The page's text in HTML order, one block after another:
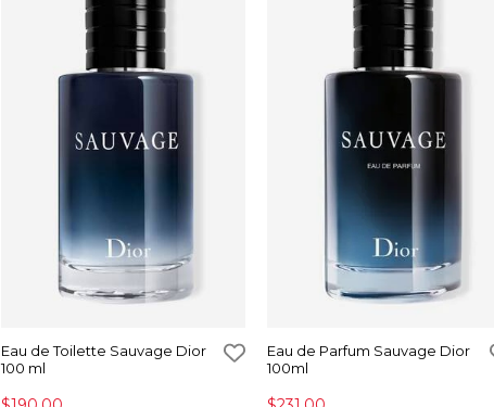
Eau de Toilette Sauvage Dior
100 ml
Eau de Parfum Sauvage Dior
100ml